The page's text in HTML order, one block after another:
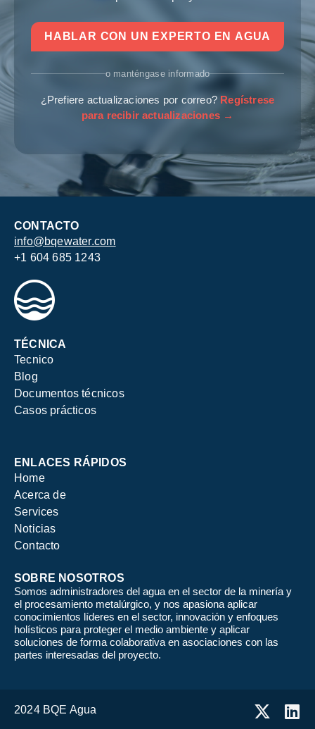
HABLAR CON UN EXPERTO EN AGUA
o manténgase informado
¿Prefiere actualizaciones por correo? Regístrese
para recibir actualizaciones →
CONTACTO
info@bqewater.com
+1 604 685 1243
TÉCNICA
Tecnico
Blog
Documentos técnicos
Casos prácticos
ENLACES RÁPIDOS
Home
Acerca de
Services
Noticias
Contacto
SOBRE NOSOTROS
Somos administradores del agua en el sector de la minería y
el procesamiento metalúrgico, y nos apasiona aplicar
conocimientos líderes en el sector, innovación y enfoques
holísticos para proteger el medio ambiente y aplicar
soluciones de forma colaborativa en asociaciones con las
partes interesadas del proyecto.
2024 BQE Agua